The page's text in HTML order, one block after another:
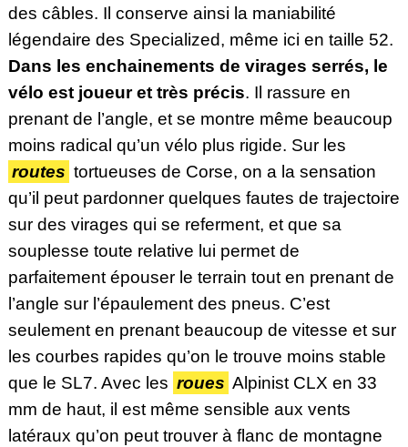
des câbles. Il conserve ainsi la maniabilité
légendaire des Specialized, même ici en taille 52.
Dans les enchainements de virages serrés, le
vélo est joueur et très précis. Il rassure en
prenant de l’angle, et se montre même beaucoup
moins radical qu’un vélo plus rigide. Sur les
routes tortueuses de Corse, on a la sensation
qu’il peut pardonner quelques fautes de trajectoire
sur des virages qui se referment, et que sa
souplesse toute relative lui permet de
parfaitement épouser le terrain tout en prenant de
l’angle sur l’épaulement des pneus. C’est
seulement en prenant beaucoup de vitesse et sur
les courbes rapides qu’on le trouve moins stable
que le SL7. Avec les roues Alpinist CLX en 33
mm de haut, il est même sensible aux vents
latéraux qu’on peut trouver à flanc de montagne